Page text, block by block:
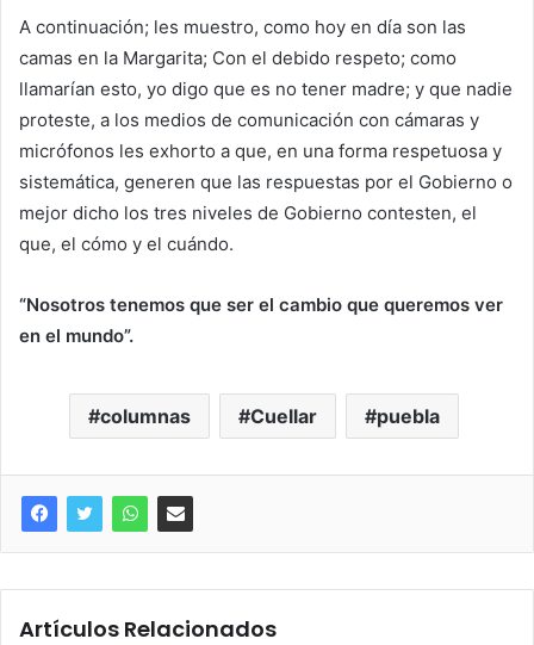
A continuación; les muestro, como hoy en día son las
camas en la Margarita; Con el debido respeto; como
llamarían esto, yo digo que es no tener madre; y que nadie
proteste, a los medios de comunicación con cámaras y
micrófonos les exhorto a que, en una forma respetuosa y
sistemática, generen que las respuestas por el Gobierno o
mejor dicho los tres niveles de Gobierno contesten, el
que, el cómo y el cuándo.
“Nosotros tenemos que ser el cambio que queremos ver
en el mundo”.
columnas Cuellar puebla
Artículos Relacionados